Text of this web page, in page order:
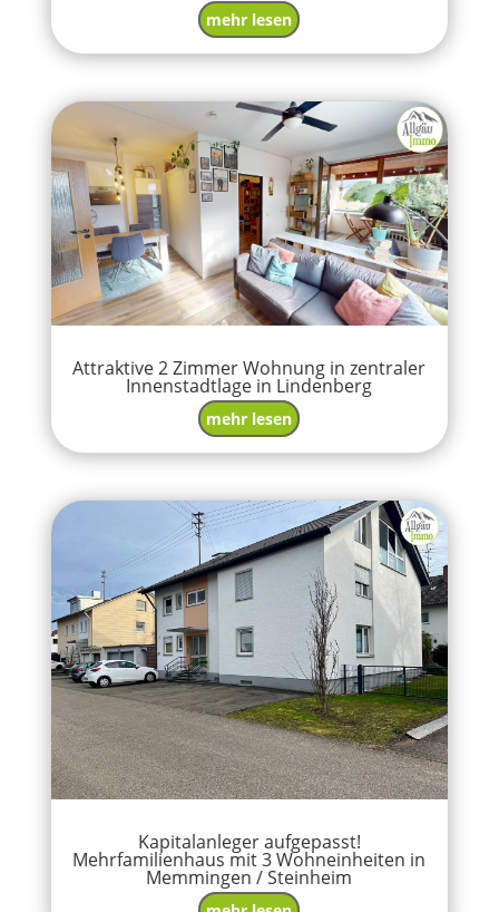
mehr lesen
Attraktive 2 Zimmer Wohnung in zentraler
Innenstadtlage in Lindenberg
mehr lesen
Kapitalanleger aufgepasst!
Mehrfamilienhaus mit 3 Wohneinheiten in
Memmingen / Steinheim